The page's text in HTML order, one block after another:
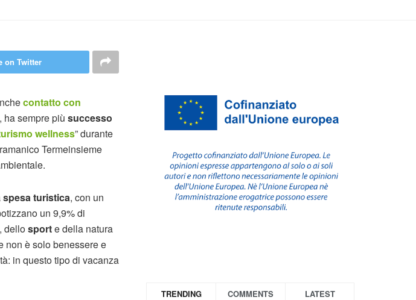
on Twitter
contatto con
ha sempre più successo
wellness” durante
Termeinsieme
spesa turistica, con un
un 9,9% di
dellosporte della natura
non è solo benessere e
in questo tipo di vacanza
TRENDING COMMENTS LATEST